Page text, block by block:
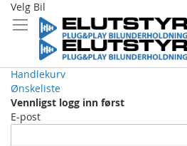
Velg Bil
Handlekurv
Ønskeliste
Vennligst logg inn først
E-post